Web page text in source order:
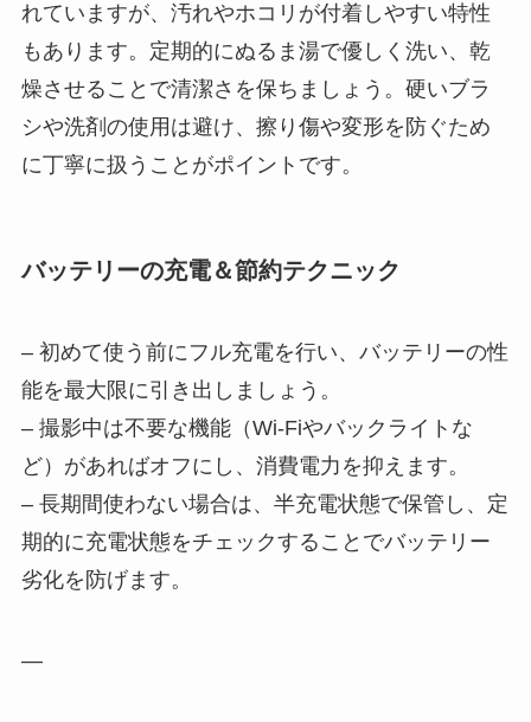
れていますが、汚れやホコリが付着しやすい特性
もあります。定期的にぬるま湯で優しく洗い、乾
燥させることで清潔さを保ちましょう。硬いブラ
シや洗剤の使用は避け、擦り傷や変形を防ぐため
に丁寧に扱うことがポイントです。
バッテリーの充電＆節約テクニック
– 初めて使う前にフル充電を行い、バッテリーの性
能を最大限に引き出しましょう。
– 撮影中は不要な機能（Wi-Fiやバックライトな
ど）があればオフにし、消費電力を抑えます。
– 長期間使わない場合は、半充電状態で保管し、定
期的に充電状態をチェックすることでバッテリー
劣化を防げます。
—